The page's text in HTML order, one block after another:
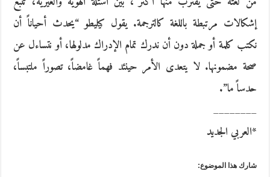
إشكالات مرتبطة باللغة كالترجمة. يقول كيليطو “يحدث أحياناً أن
نكتب كلمة أو جملة دون أن ندرك تمام الإدراك مدلولها، أو نتساءل عن
صحة مضمونها. لا يتعدى الأمر حينئد فهماً غامضاً، تصوراً ملتبساً،
حدساً ما”.
________
*العربي الجديد
شارك هذا الموضوع: